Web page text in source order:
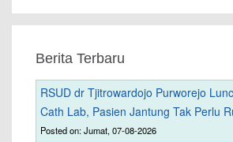
Berita Terbaru
RSUD dr Tjitrowardojo Purworejo
Cath Lab, Pasien Jantung Tak Perlu
Posted on: Jumat, 07-08-2026